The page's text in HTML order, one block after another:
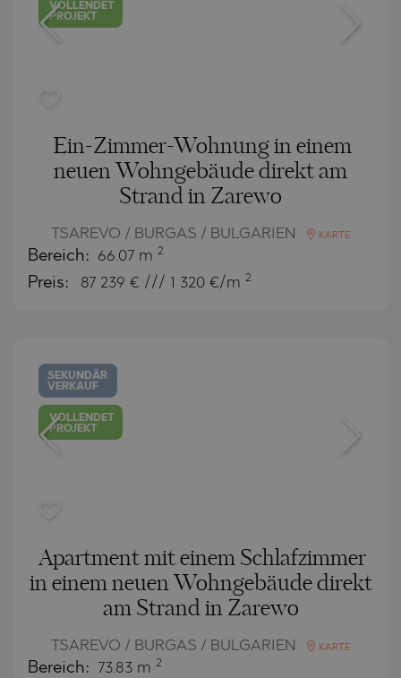
VOLLENDET
PROJEKT
Ein-Zimmer-Wohnung in einem
neuen Wohngebäude direkt am
Strand in Zarewo
TSAREVO / BURGAS / BULGARIEN KARTE
Bereich: 66.07 m 2
Preis: 87 239 € /// 1 320 €/m 2
SEKUNDÄR
VERKAUF
VOLLENDET
PROJEKT
Apartment mit einem Schlafzimmer
in einem neuen Wohngebäude direkt
am Strand in Zarewo
TSAREVO / BURGAS / BULGARIEN KARTE
Bereich: 73.83 m 2